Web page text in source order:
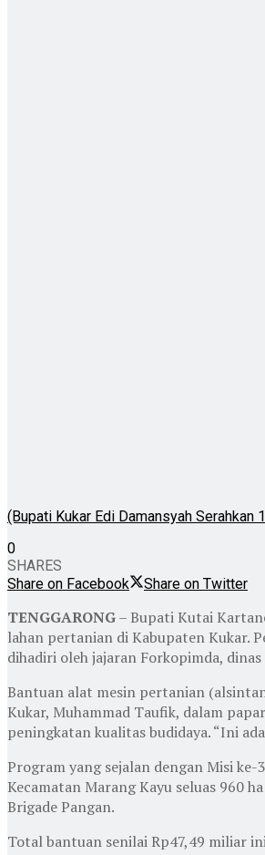
(Bupati Kukar Edi Damansyah
0
SHARES
Share on Facebook
Share on Twitter
TENGGARONG– Bupati Kutai
lahan pertanian di Kabupaten Kukar.
dihadiri oleh jajaran Forkopimda,
Bantuan alat mesin pertanian
Kukar, Muhammad Taufik, dalam
peningkatan kualitas budidaya. “Ini
Program yang sejalan dengan Misi
Kecamatan Marang Kayu seluas 960
Brigade Pangan.
Total bantuan senilai Rp47,49 miliar